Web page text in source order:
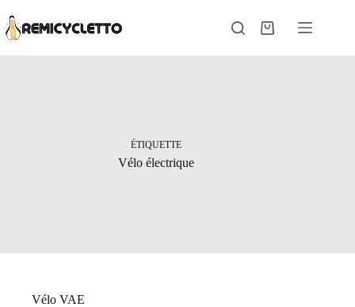
au
contenu
Panier
ÉTIQUETTE
Vélo électrique
Vélo VAE